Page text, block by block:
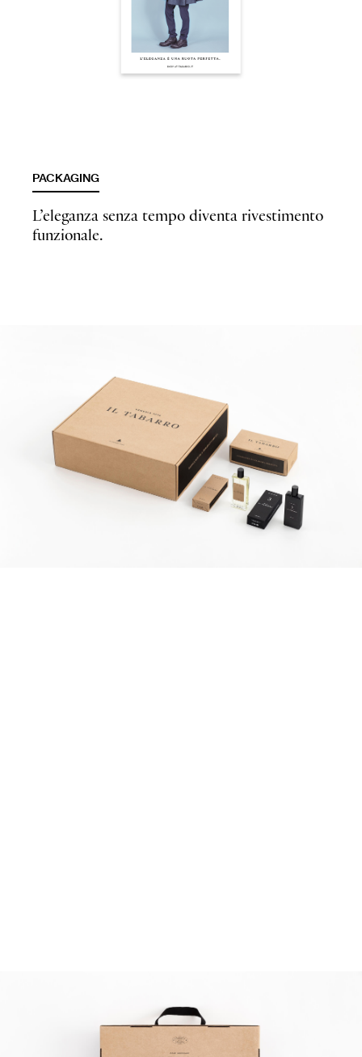
PACKAGING
L’eleganza senza tempo diventa rivestimento
funzionale.